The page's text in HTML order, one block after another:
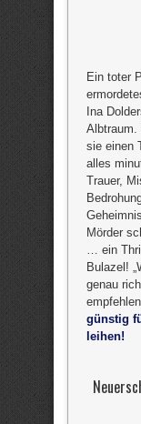
Ein toter
Ina
Albtraum.
sie einen
alles
Trauer,
Mörder
… ein
Bulazel!
genau
günstig
leihen!